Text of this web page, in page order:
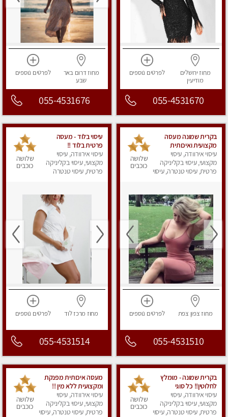
מחוז ירושלים
מודיעין
לפרטים נוספים
055-4531670
מחוז דרום באר
שבע
לפרטים נוספים
055-4531676
בקרית שמונה מעסה
מקצועית ואיכותית
פרטי!!!מומלץ לחלוטין!!!!
עיסוי אירוודה, עיסוי
מקצועי, עיסוי בקליניקה
פרטית, עיסוי טנטרה, עיסוי
שלושה
כוכבים
מחוז צפון צפת לפרטים נוספים
055-4531510
עיסוי בלוד - מעסה
פרטית בלוד !!
עיסוי אירוודה, עיסוי
מקצועי, עיסוי בקליניקה
פרטית, עיסוי טנטרה
שלושה
כוכבים
מחוז מרכזלוד לפרטים נוספים
055-4531514
בקרית שמונה - מומלץ
לחלוטין!! כל סוגי
העיסויים מעסה מקצועית
ואיכותית פרטי!!!
עיסוי אירוודה, עיסוי
מקצועי, עיסוי בקליניקה
פרטית, עיסוי טנטרה, עיסוי
שלושה
כוכבים
מעסה איכותית מפנקת
ומקצועית ללא מין !!
עיסוי אירוודה, עיסוי
מקצועי, עיסוי בקליניקה
פרטית, עיסוי טנטרה, עיסוי
שלושה
כוכבים